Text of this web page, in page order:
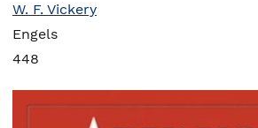
W. F. Vickery
Engels
448